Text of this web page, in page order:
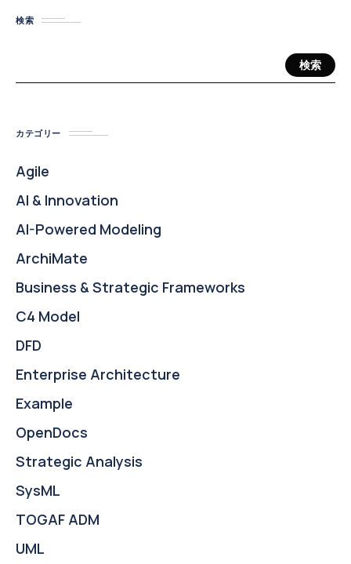
検索
検索
カテゴリー
Agile
AI & Innovation
AI-Powered Modeling
ArchiMate
Business & Strategic Frameworks
C4 Model
DFD
Enterprise Architecture
Example
OpenDocs
Strategic Analysis
SysML
TOGAF ADM
UML